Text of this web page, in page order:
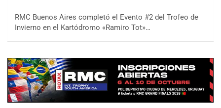
RMC Buenos Aires completó el Evento #2 del Trofeo de
Invierno en el Kartódromo «Ramiro Tot»…